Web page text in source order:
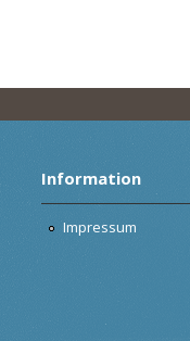
Information
Impressum